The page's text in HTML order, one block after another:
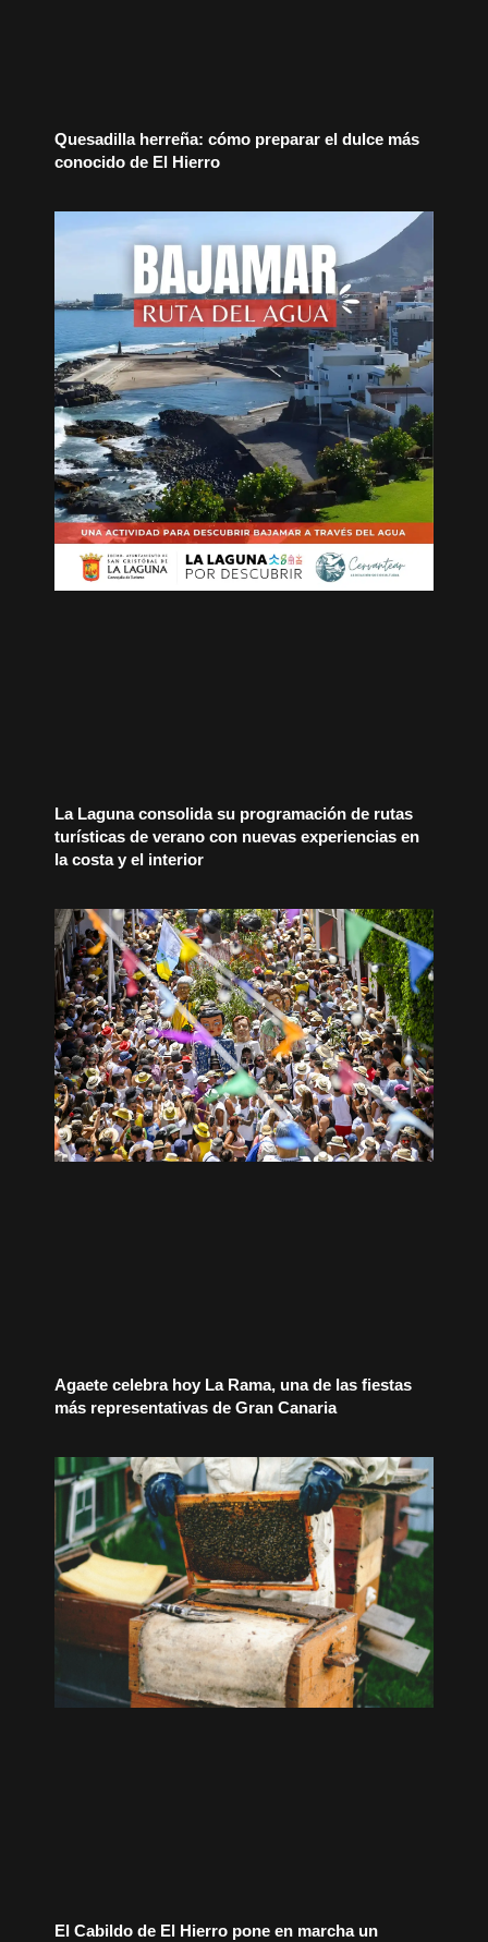
Quesadilla herreña: cómo preparar el dulce más
conocido de El Hierro
La Laguna consolida su programación de rutas
turísticas de verano con nuevas experiencias en
la costa y el interior
Agaete celebra hoy La Rama, una de las fiestas
más representativas de Gran Canaria
El Cabildo de El Hierro pone en marcha un